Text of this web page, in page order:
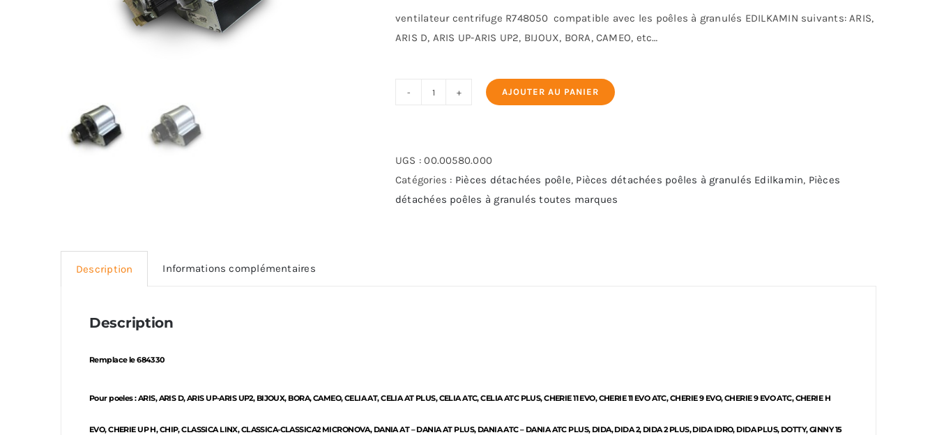
ventilateur centrifuge R748050 compatible avec les poêles à granulés EDILKAMIN suivants: ARIS,
ARIS D, ARIS UP-ARIS UP2, BIJOUX, BORA, CAMEO, etc…
centrifuge
Edilkamin
-
AJOUTER AU PANIER
UGS :00.00580.000
Catégories : Pièces détachées poêle, Pièces détachées poêles à granulés Edilkamin, Pièces
détachées poêles à granulés toutes marques
Description Informations complémentaires
Description
Remplace le 684330
Pour poeles : ARIS, ARIS D, ARIS UP-ARIS UP2, BIJOUX, BORA, CAMEO, CELIA AT, CELIA AT PLUS, CELIA ATC, CELIA ATC PLUS, CHERIE 11 EVO, CHERIE 11 EVO ATC, CHERIE 9 EVO, CHERIE 9 EVO ATC, CHERIE H
EVO, CHERIE UP H, CHIP, CLASSICA LINX, CLASSICA-CLASSICA2 MICRONOVA, DANIA AT – DANIA AT PLUS, DANIA ATC – DANIA ATC PLUS, DIDA, DIDA 2, DIDA 2 PLUS, DIDA IDRO, DIDA PLUS, DOTTY, GINNY 15